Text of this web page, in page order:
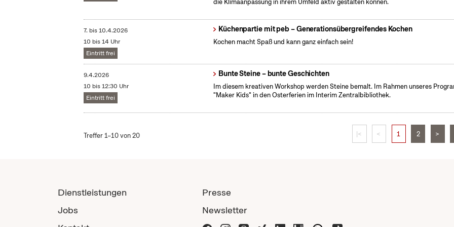
die Klimaanpassung in ihrem Umfeld aktiv gestalten können.
7. bis10.4.2026
10 bis 14 Uhr
Eintritt frei
Küchenpartie mit peb – Generationsübergreifendes Kochen
Kochen macht Spaß und kann ganz einfach sein!
9.4.2026
10 bis 12:30 Uhr
Eintritt frei
Bunte Steine – bunte Geschichten
Im diesem kreativen Workshop werden Steine bemalt. Im Rahmen unseres
"Maker Kids" in den Osterferien im Interim Zentralbibliothek.
Treffer 1–10 von 20 |< < 1 2 >
Dienstleistungen
Jobs
Presse
Newsletter